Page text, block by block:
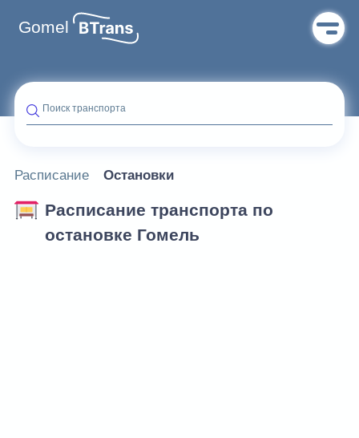
Gomel
Поиск транспорта
Расписание Остановки
Расписание транспорта по
остановке Гомель